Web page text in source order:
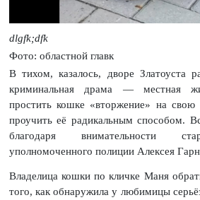
dlgfk;dfk
Фото: областной главк
В тихом, казалось, дворе Златоуста
криминальная драма — местная
простить кошке «вторжение» на
проучить её радикальным способом.
благодаря внимательности
уполномоченного полиции Алексея
Владелица кошки по кличке Маня
того, как обнаружила у любимицы